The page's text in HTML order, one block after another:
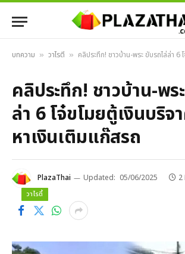
บทความ » วาไรตี้ » คลิประทึก! ชาวบ้าน-พระ ขับรถไล่ล่า 6 โจ๋ขโมยตู้เงิน
คลิประทึก! ชาวบ้าน-พร
ล่า 6 โจ๋ขโมยตู้เงินบริจ
หาเงินเติมแก๊สรถ
PlazaThai Updated: 05/06/2025 2
วาไรตี้